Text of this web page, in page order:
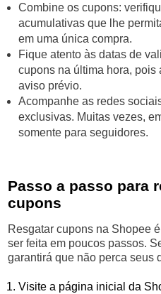
Combine os cupons:
acumulativas que lhe
em uma única compra.
Fique atento às datas de
cupons na última hora,
aviso prévio.
Acompanhe as redes
exclusivas. Muitas vezes,
somente para seguidores.
Passo a passo para
cupons
Resgatar cupons na Shopee
ser feita em poucos passos.
garantirá que não perca seus
Visite a página inicial da